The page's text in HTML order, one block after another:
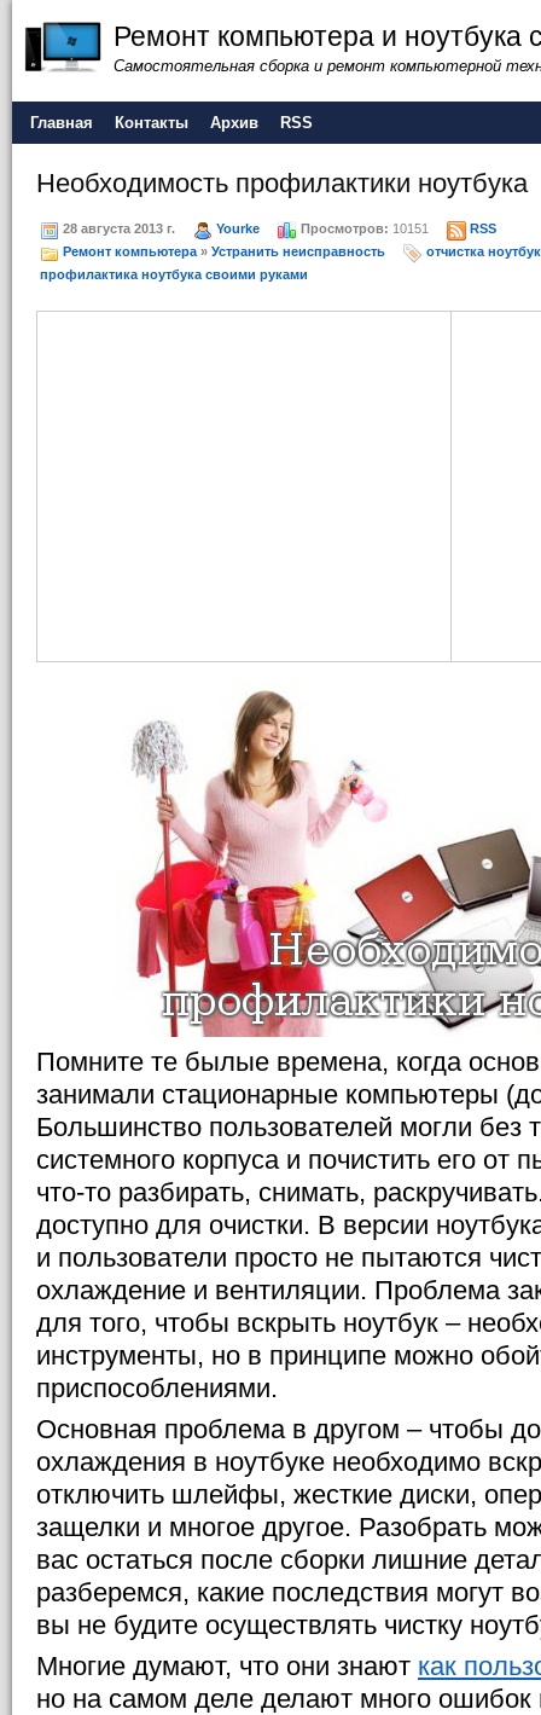
Ремонт компьютера и ноутбука
Самостоятельная сборка и ремонт компьютерной
Главная Контакты Архив RSS
Необходимость профилактики ноутбука
28 августа 2013 г. Yourke Просмотров: 10151
RSS
Ремонт компьютера » Устранить неисправность
отчистка
профилактика ноутбука своими руками
Помните те былые времена, когда
занимали стационарные компьютеры
Большинство пользователей могли без
системного корпуса и почистить его от
что-то разбирать, снимать,
доступно для очистки. В версии
и пользователи просто не пытаются
охлаждение и вентиляции. Проблема
для того, чтобы вскрыть ноутбук –
инструменты, но в принципе можно
приспособлениями.
Основная проблема в другом – чтобы
охлаждения в ноутбуке необходимо
отключить шлейфы, жесткие диски,
защелки и многое другое. Разобрать
вас остаться после сборки лишние
разберемся, какие последствия могут
вы не будите осуществлять чистку
Многие думают, что они знают как
но на самом деле делают много ошибок